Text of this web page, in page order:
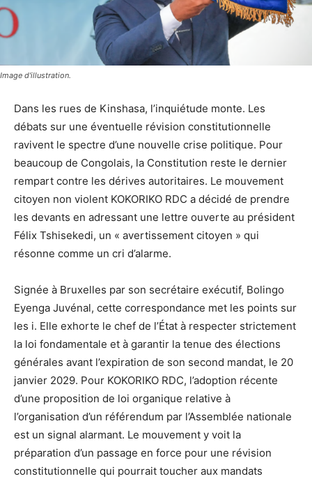
Image d'illustration.
Dans les rues de Kinshasa, l’inquiétude monte. Les
débats sur une éventuelle révision constitutionnelle
ravivent le spectre d’une nouvelle crise politique. Pour
beaucoup de Congolais, la Constitution reste le dernier
rempart contre les dérives autoritaires. Le mouvement
citoyen non violent KOKORIKO RDC a décidé de prendre
les devants en adressant une lettre ouverte au président
Félix Tshisekedi, un « avertissement citoyen » qui
résonne comme un cri d’alarme.
Signée à Bruxelles par son secrétaire exécutif, Bolingo
Eyenga Juvénal, cette correspondance met les points sur
les i. Elle exhorte le chef de l’État à respecter strictement
la loi fondamentale et à garantir la tenue des élections
générales avant l’expiration de son second mandat, le 20
janvier 2029. Pour KOKORIKO RDC, l’adoption récente
d’une proposition de loi organique relative à
l’organisation d’un référendum par l’Assemblée nationale
est un signal alarmant. Le mouvement y voit la
préparation d’un passage en force pour une révision
constitutionnelle qui pourrait toucher aux mandats